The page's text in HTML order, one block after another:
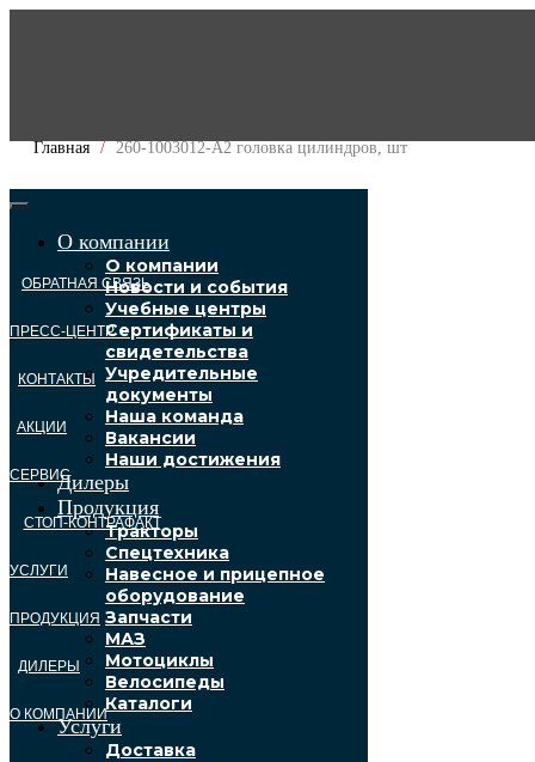
ОБРАТНАЯ СВЯЗЬ
ПРЕСС-ЦЕНТР
КОНТАКТЫ
АКЦИИ
СЕРВИС
СТОП-КОНТРАФАКТ
УСЛУГИ
ПРОДУКЦИЯ
ДИЛЕРЫ
О КОМПАНИИ
Главная 260-1003012-А2 головка цилиндров, шт
О компании
О компании
Новости и события
Учебные центры
Сертификаты и
свидетельства
Учредительные
документы
Наша команда
Вакансии
Наши достижения
Дилеры
Продукция
Тракторы
Спецтехника
Навесное и прицепное
оборудование
Запчасти
МАЗ
Мотоциклы
Велосипеды
Каталоги
Услуги
Доставка